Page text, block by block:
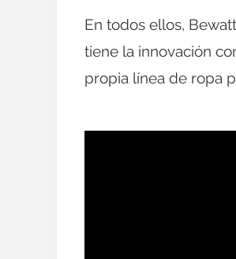
En todos ellos,
tiene la innovación
propia línea de ropa